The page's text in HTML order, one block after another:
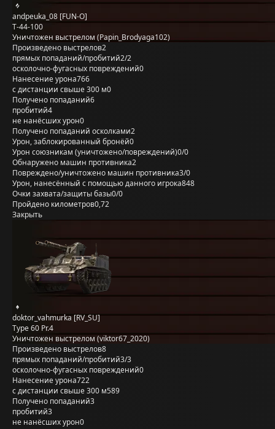
andpeuka_08 [FUN-O]
Т-44-100
Уничтожен выстрелом (Papin_Brodyaga102)
Произведено выстрелов2
прямых попаданий/пробитий2/2
осколочно-фугасных повреждений0
Нанесение урона766
с дистанции свыше 300 м0
Получено попаданий6
пробитий4
не нанёсших урон0
Получено попаданий осколками2
Урон, заблокированный бронёй0
Урон союзникам (уничтожено/повреждений)0/0
Обнаружено машин противника2
Повреждено/уничтожено машин противника3/0
Урон, нанесённый с помощью данного игрока848
Очки захвата/защиты базы0/0
Пройдено километров0,72
Закрыть
doktor_vahmurka [RV_SU]
Type 60 Pr.4
Уничтожен выстрелом (viktor67_2020)
Произведено выстрелов8
прямых попаданий/пробитий3/3
осколочно-фугасных повреждений0
Нанесение урона722
с дистанции свыше 300 м589
Получено попаданий3
пробитий3
не нанёсших урон0